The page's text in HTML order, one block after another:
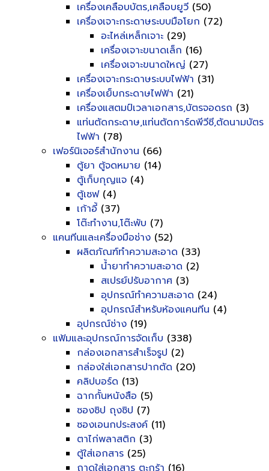
เครื่องเคลือบบัตร,เคลือบยูวี (50)
เครื่องเจาะกระดาษระบบมือโยก (72)
อะไหล่เหล็กเจาะ (29)
เครื่องเจาะขนาดเล็ก (16)
เครื่องเจาะขนาดใหญ่ (27)
เครื่องเจาะกระดาษระบบไฟฟ้า (31)
เครื่องเย็บกระดาษไฟฟ้า (21)
เครื่องแสตมป์เวลาเอกสาร,บัตรจอดรถ (3)
แท่นตัดกระดาษ,แท่นตัดการ์ดพีวีซี,ตัดนามบัตร
ไฟฟ้า (78)
เฟอร์นิเจอร์สำนักงาน (66)
ตู้ยา ตู้จดหมาย (14)
ตู้เก็บกุญแจ (4)
ตู้เซฟ(4)
เก้าอี้ (37)
โต๊ะทำงาน,โต๊ะพับ (7)
แคนทีนและเครื่องมือช่าง (52)
ผลิตภัณฑ์ทำความสะอาด (33)
น้ำยาทำความสะอาด (2)
สเปรย์ปรับอากาศ (3)
อุปกรณ์ทำความสะอาด (24)
อุปกรณ์สำหรับห้องแคนทีน (4)
อุปกรณ์ช่าง (19)
แฟ้มและอุปกรณ์การจัดเก็บ (338)
กล่องเอกสารสำเร็จรูป (2)
กล่องใส่เอกสารปากตัด (20)
คลิปบอร์ด (13)
ฉากกั้นหนังสือ (5)
ซองซิป ถุงซิป (7)
ซองเอนกประสงค์ (11)
ตาไก่พลาสติก (3)
ตู้ใส่เอกสาร (25)
ถาดใส่เอกสาร ตะกร้า (16)